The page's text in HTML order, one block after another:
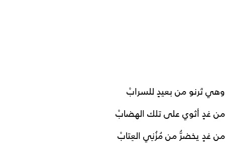
وهي تَرنو من بعيدٍ للسرابْ
من غدٍ أثوي على تلك الهضابْ
من غدٍ يخضرُّ من مُزُنِي العِتابْ